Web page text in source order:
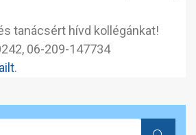
tanácsért hívd kollégánkat!
06-209-147734
.